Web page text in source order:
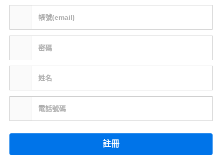
帳號(email)
密碼
姓名
電話號碼
註冊